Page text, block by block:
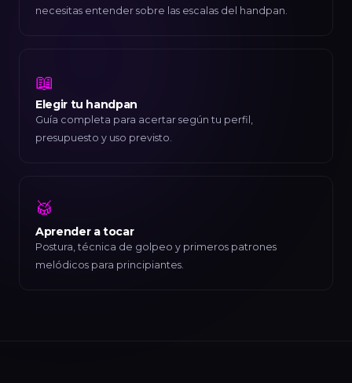
necesitas entender sobre las escalas del handpan.
📖
Elegir tu handpan
Guía completa para acertar según tu perfil,
presupuesto y uso previsto.
🥁
Aprender a tocar
Postura, técnica de golpeo y primeros patrones
melódicos para principiantes.